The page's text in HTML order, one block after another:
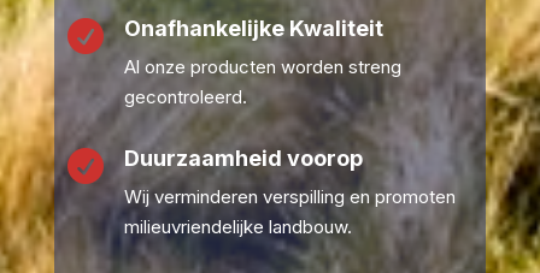
 Onafhankelijke Kwaliteit
Al onze producten worden streng
gecontroleerd.
 Duurzaamheid voorop
Wij verminderen verspilling en promoten
milieuvriendelijke landbouw.